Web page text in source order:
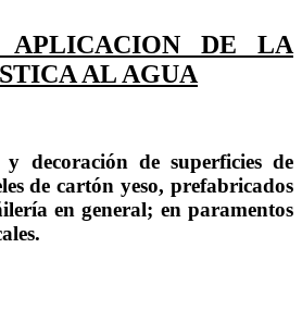
APLICACION DE LA
AL AGUA
decoración de superficies de
de cartón yeso, prefabricados
en general; en paramentos